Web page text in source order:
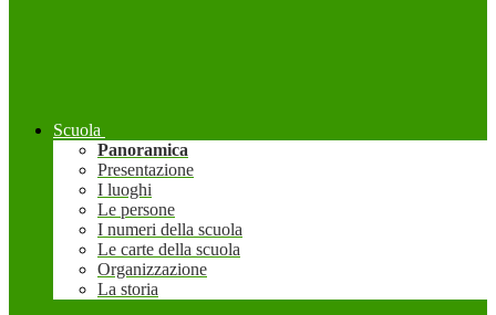
Scuola
Panoramica
Presentazione
I luoghi
Le persone
I numeri della scuola
Le carte della scuola
Organizzazione
La storia